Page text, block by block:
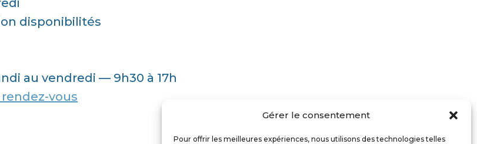
Gérer le consentement
Pour offrir les meilleures expériences, nous utilisons des technologies telles
disponibilités
au vendredi — 9h30 à 17h
vous